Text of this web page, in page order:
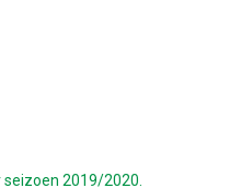
2019/2020.